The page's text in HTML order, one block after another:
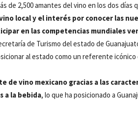
de 2,500 amantes del vino en los dos
local y el interés por conocer las
en las competencias mundiales
de Turismo del estado de
al estado como un referente icónico
de vino mexicano gracias a las
a la bebida, lo que ha posicionado a